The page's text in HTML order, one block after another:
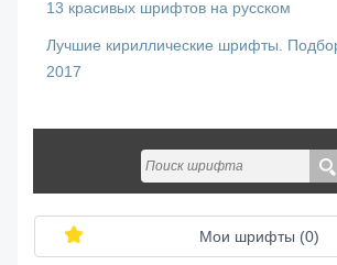
13 красивых шрифтов на русском
Лучшие кириллические шрифты.
2017
Мои шрифты (0)